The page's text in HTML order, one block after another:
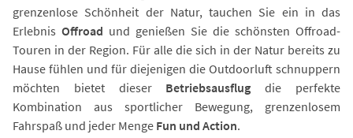
grenzenlose Schönheit der Natur, tauchen Sie ein in das
Erlebnis Offroad und genießen Sie die schönsten Offroad-
Touren in der Region. Für alle die sich in der Natur bereits zu
Hause fühlen und für diejenigen die Outdoorluft schnuppern
möchten bietet dieser Betriebsausflugdie perfekte
Kombination aus sportlicher Bewegung, grenzenlosem
Fahrspaß und jeder Menge Fun und Action.